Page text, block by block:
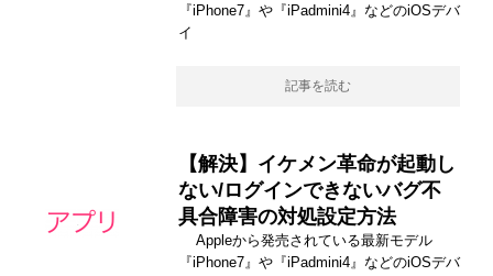
『iPhone7』や『iPadmini4』などのiOSデバ
イ
記事を読む
【解決】イケメン革命が起動し
ない/ログインできないバグ不
具合障害の対処設定方法
Appleから発売されている最新モデル
『iPhone7』や『iPadmini4』などのiOSデバ